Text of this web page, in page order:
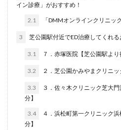
イン診療」がおすすめ！
2.1 「DMMオンラインクリニッ
3 芝公園駅付近でED治療してくれ
3.1 ７．赤塚医院【芝公園駅より
3.2 ２．芝公園かみやまクリニ
3.3
３．佐々木クリニック芝大
分】
3.4
４．浜松町第一クリニック
分】